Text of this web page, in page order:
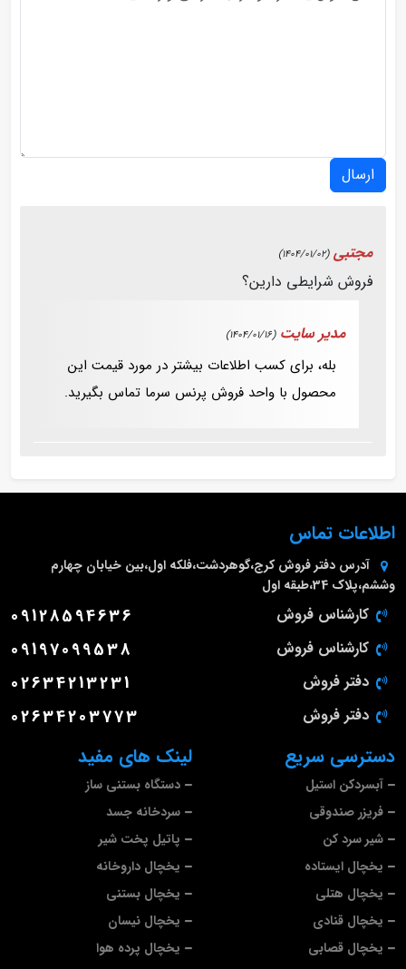
ارسال
مجتبی(1404/01/02)
فروش شرایطی دارین؟
مدیر سایت (1404/01/16)
بله، برای کسب اطلاعات بیشتر در مورد قیمت این
محصول با واحد فروش پرنس سرما تماس بگیرید.
لینک های مفید
دستگاه بستنی ساز
سردخانه جسد
پاتیل پخت شیر
یخچال داروخانه
یخچال بستنی
یخچال نیسان
یخچال پرده هوا
دسترسی سریع
آبسردکن استیل
فریزر صندوقی
شیر سرد کن
یخچال ایستاده
یخچال هتلی
یخچال قنادی
یخچال قصابی
اطلاعات تماس
آدرس دفتر فروش کرج،گوهردشت،فلکه اول،بین خیابان چهارم
وششم،پلاک 34،طبقه اول
کارشناس فروش 09128594636
کارشناس فروش 09197099538
دفتر فروش 02634213231
دفتر فروش 02634203773